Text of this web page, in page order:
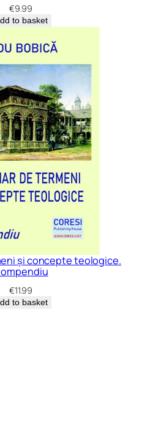
€9.99
to basket
și concepte teologice.
€11.99
to basket